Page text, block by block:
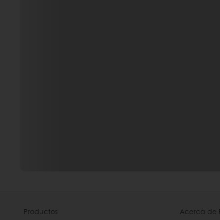
Productos Acerca de